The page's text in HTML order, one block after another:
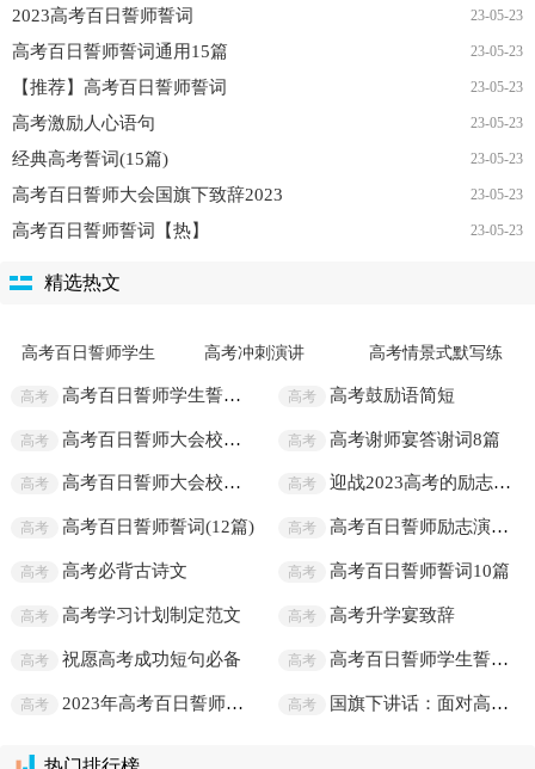
23-05-23
2023高考百日誓师誓词
23-05-23
高考百日誓师誓词通用15篇
23-05-23
【推荐】高考百日誓师誓词
23-05-23
高考激励人心语句
23-05-23
经典高考誓词(15篇)
23-05-23
高考百日誓师大会国旗下致辞2023
23-05-23
高考百日誓师誓词【热】
精选热文
誓词精选11篇
高考冲刺演讲
高考情景式默写练